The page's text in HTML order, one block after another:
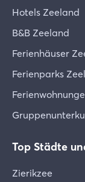
Hotels Zeeland
B&B Zeeland
Ferienhäuser
Ferienparks
Top Städte
Zierikzee